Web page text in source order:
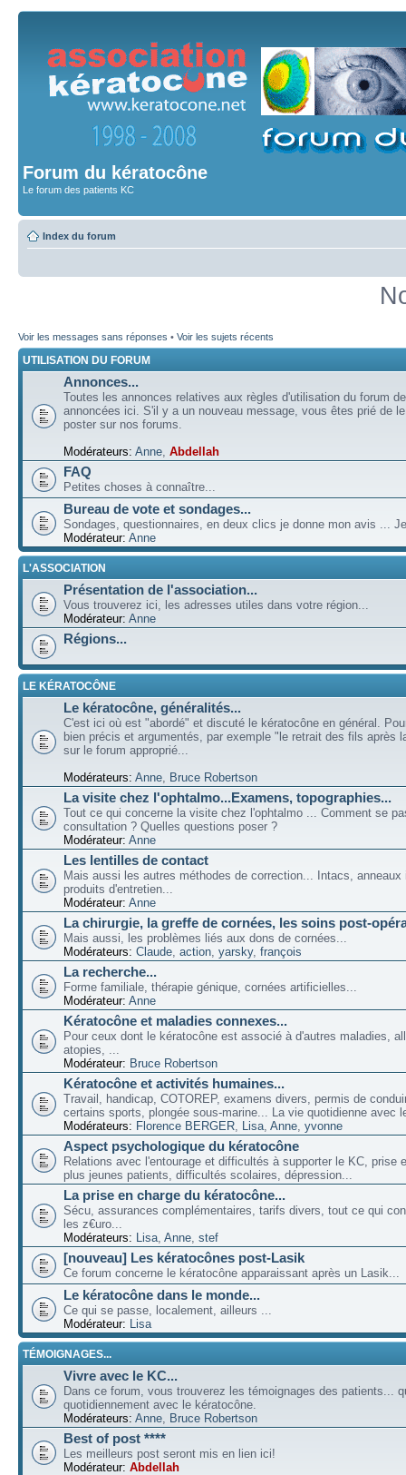
Forum du kératocône
Le forum des patients KC
Index du forum
Voir les messages sans réponses • Voir les sujets récents
UTILISATION DU FORUM
Annonces...
Toutes les annonces relatives aux règles d'utilisation du forum
annoncées ici. S'il y a un nouveau message, vous êtes prié de
poster sur nos forums.
Modérateurs: Anne, Abdellah
FAQ
Petites choses à connaître...
Bureau de vote et sondages...
Sondages, questionnaires, en deux clics je donne mon avis ...
Modérateur: Anne
L'ASSOCIATION
Présentation de l'association...
Vous trouverez ici, les adresses utiles dans votre région...
Modérateur: Anne
Régions...
LE KÉRATOCÔNE
Le kératocône, généralités...
C'est ici où est "abordé" et discuté le kératocône en général.
bien précis et argumentés, par exemple "le retrait des fils après
sur le forum approprié...
Modérateurs: Anne, Bruce Robertson
La visite chez l'ophtalmo...Examens, topographies...
Tout ce qui concerne la visite chez l'ophtalmo ... Comment se
consultation ? Quelles questions poser ?
Modérateur: Anne
Les lentilles de contact
Mais aussi les autres méthodes de correction... Intacs, anneaux
produits d'entretien...
Modérateur: Anne
La chirurgie, la greffe de cornées, les soins post-
Mais aussi, les problèmes liés aux dons de cornées...
Modérateurs: Claude, action, yarsky, françois
La recherche...
Forme familiale, thérapie génique, cornées artificielles...
Modérateur: Anne
Kératocône et maladies connexes...
Pour ceux dont le kératocône est associé à d'autres maladies,
atopies, ...
Modérateur: Bruce Robertson
Kératocône et activités humaines...
Travail, handicap, COTOREP, examens divers, permis de
certains sports, plongée sous-marine... La vie quotidienne avec
Modérateurs: Florence BERGER, Lisa, Anne, yvonne
Aspect psychologique du kératocône
Relations avec l'entourage et difficultés à supporter le KC, prise
plus jeunes patients, difficultés scolaires, dépression...
La prise en charge du kératocône...
Sécu, assurances complémentaires, tarifs divers, tout ce qui
les z€uro...
Modérateurs: Lisa, Anne, stef
[nouveau] Les kératocônes post-Lasik
Ce forum concerne le kératocône apparaissant après un Lasik...
Le kératocône dans le monde...
Ce qui se passe, localement, ailleurs ...
Modérateur: Lisa
TÉMOIGNAGES...
Vivre avec le KC...
Dans ce forum, vous trouverez les témoignages des patients...
quotidiennement avec le kératocône.
Modérateurs: Anne, Bruce Robertson
Best of post ****
Les meilleurs post seront mis en lien ici!
Modérateur: Abdellah